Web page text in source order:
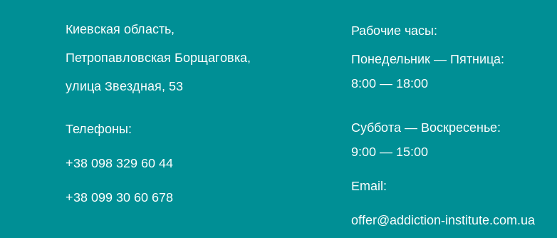
Киевская область,
Петропавловская Борщаговка,
улица Звездная, 53
Телефоны:
+38 098 329 60 44
+38 099 30 60 678
Рабочие часы:
Понедельник — Пятница:
8:00 — 18:00
Суббота — Воскресенье:
9:00 — 15:00
Email:
offer@addiction-institute.com.ua